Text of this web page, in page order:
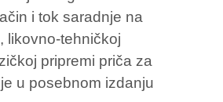
i tok saradnje na
likovno-tehničkoj
pripremi priča za
u posebnom izdanju